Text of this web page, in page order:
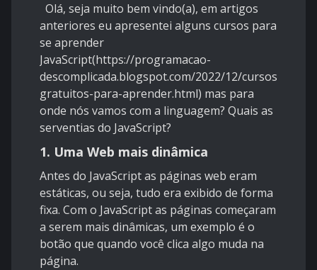
Olá, seja muito bem vindo(a), em artigos
anteriores eu apresentei alguns cursos para
se aprender
JavaScript(https://programacao-
descomplicada.blogspot.com/2022/12/cursos-
gratuitos-para-aprender.html) mas para
onde nós vamos com a linguagem? Quais as
serventias do JavaScript?
1. Uma Web mais dinâmica
Antes do JavaScript as páginas web eram
estáticas, ou seja, tudo era exibido de forma
fixa. Com o JavaScript as páginas começaram
a serem mais dinâmicas, um exemplo é o
botão que quando você clica algo muda na
página.